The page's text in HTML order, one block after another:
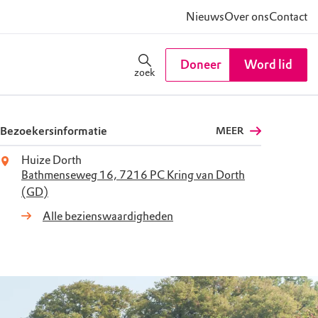
NieuwsOver onsContact
zoek
Doneer Word lid
Bezoekersinformatie MEER
Huize Dorth
Bathmenseweg 16, 7216 PC Kring van Dorth
(GD)
Alle bezienswaardigheden